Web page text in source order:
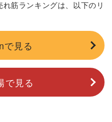
筋ランキングは、以下のリ
で見る
で見る